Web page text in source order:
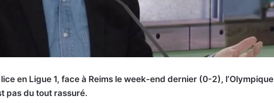
en Ligue 1, face à Reims le week-end dernier (0-2), l’Olympique
pas du tout rassuré.